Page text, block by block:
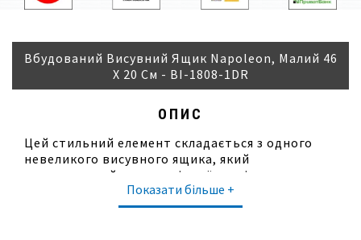
Вбудований Висувний Ящик Napoleon, Малий 46
Х 20 См - BI-1808-1DR
ОПИС
Цей стильний елемент складається з одного
невеликого висувного ящика, який
виготовлений з нержавіючої сталі та
оснащений доводчиками для м'якого закриття.
Зручна ручка ящика виготовлена з
Показати більше +